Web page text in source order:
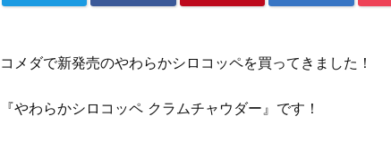
コメダで新発売のやわらかシロコッペを買ってきました！
『やわらかシロコッペ クラムチャウダー』です！